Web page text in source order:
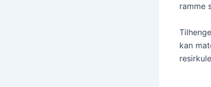
ramme
kan